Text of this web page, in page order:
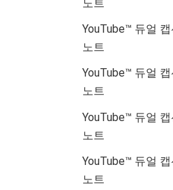
노트
YouTube™ 듀얼
노트
YouTube™ 듀얼
노트
YouTube™ 듀얼
노트
YouTube™ 듀얼
노트